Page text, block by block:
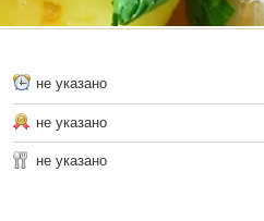
не указано
не указано
не указано